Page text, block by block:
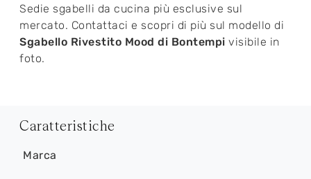
Sedie sgabelli da cucina più esclusive sul
mercato. Contattaci e scopri di più sul modello di
Sgabello Rivestito Mood di Bontempi visibile in
foto.
Caratteristiche
Marca